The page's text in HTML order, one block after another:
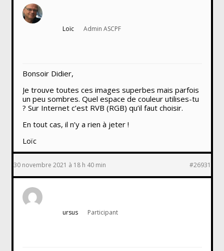
Loïc Admin ASCPF
Bonsoir Didier,
Je trouve toutes ces images superbes mais parfois
un peu sombres. Quel espace de couleur utilises-tu
? Sur Internet c’est RVB (RGB) qu’il faut choisir.
En tout cas, il n’y a rien à jeter !
Loïc
30 novembre 2021 à 18 h 40 min #26931
ursus Participant